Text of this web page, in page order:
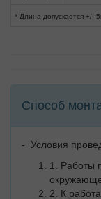
* Длина допускается +/-
Способ
- Условия
1. Работы
2. К